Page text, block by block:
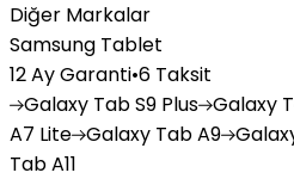
Diğer Markalar
Samsung Tablet
12 Ay Garanti•6 Taksit
Galaxy Tab S9 Plus Galaxy
A7 Lite Galaxy Tab A9
Tab A11